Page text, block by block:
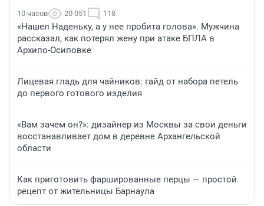
10 часов 20 051 118
«Нашел Наденьку, а у нее пробита голова». Мужчина
рассказал, как потерял жену при атаке БПЛА в
Архипо-Осиповке
Лицевая гладь для чайников: гайд от набора петель
до первого готового изделия
«Вам зачем он?»: дизайнер из Москвы за свои деньги
восстанавливает дом в деревне Архангельской
области
Как приготовить фаршированные перцы — простой
рецепт от жительницы Барнаула